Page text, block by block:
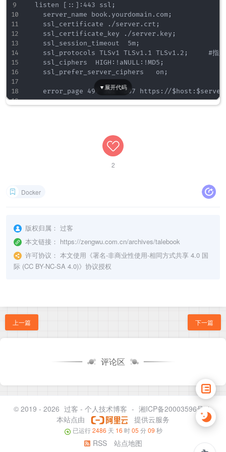
    server_name book.yourdomain.com;
    ssl_certificate ./server.crt;
    ssl_certificate_key ./server.key;
    ssl_session_timeout  5m;
ssl_protocols TLSv1 TLSv1.1 TLSv1.2;     #指定
    ssl_ciphers  HIGH:!aNULL:!MD5;
    ssl_prefer_server_ciphers   on;
error_page 497 301 =307 https://
	  client_max_body_size 0;
2
Docker
版权归属： 过客
本文链接： https://zengwu.com.cn/archives/talebook
许可协议： 本文使用《署名-非商业性使用-相同方式共享 4.0 国
际 (CC BY-NC-SA 4.0)》协议授权
上一篇 下一篇
评论区
© 2019 - 2026 过客 - 个人技术博客 - 湘ICP备20003596号-1
本站点由
提供云服务
已运行2486 天 16 时05 分 09 秒
RSS 站点地图